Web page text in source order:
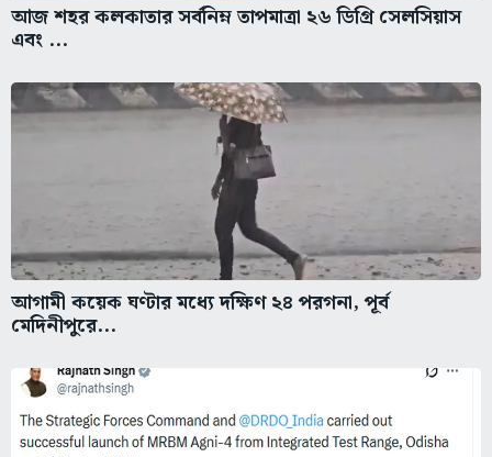
আজ শহর কলকাতার সর্বনিম্ন তাপমাত্রা ২৬ ডিগ্রি সেলসিয়াস
এবং ...
আগামী কয়েক ঘণ্টার মধ্যে দক্ষিণ ২৪ পরগনা, পূর্ব
মেদিনীপুরে...